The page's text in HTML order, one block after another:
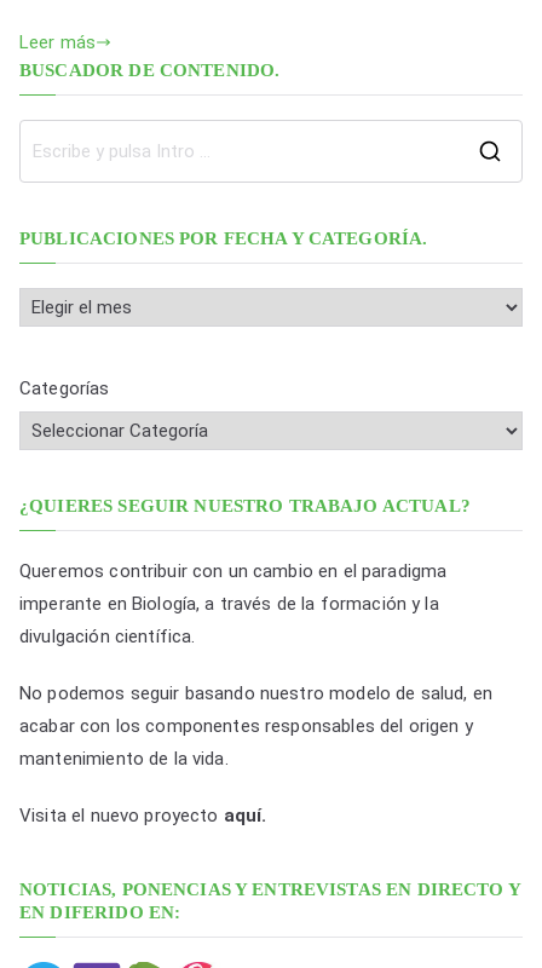
Leer más
BUSCADOR DE CONTENIDO.
c
a
r
PUBLICACIONES POR FECHA Y CATEGORÍA.
l
a
c
i
o
n
s
p
o
f
c
h
Categorías
¿QUIERES SEGUIR NUESTRO TRABAJO ACTUAL?
Queremos contribuir con un cambio en el paradigma
imperante en Biología, a través de la formación y la
divulgación científica.
No podemos seguir basando nuestro modelo de salud, en
acabar con los componentes responsables del origen y
mantenimiento de la vida.
Visita el nuevo proyecto aquí.
NOTICIAS, PONENCIAS Y ENTREVISTAS EN DIRECTO Y
EN DIFERIDO EN: